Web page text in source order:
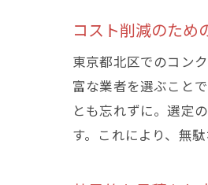
コスト削減のため
東京都北区でのコン
富な業者を選ぶこと
とも忘れずに。選定
す。これにより、無